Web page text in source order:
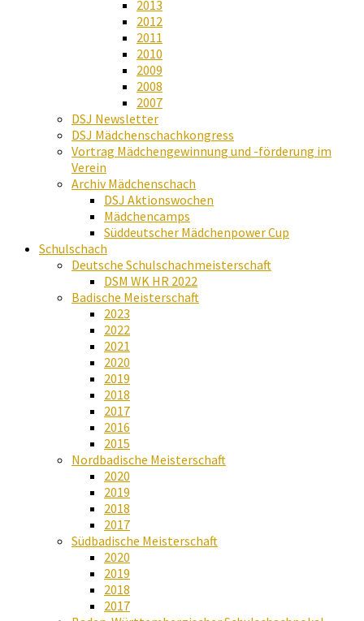
2013
2012
2011
2010
2009
2008
2007
DSJ Newsletter
DSJ Mädchenschachkongress
Vortrag Mädchengewinnung und -förderung im
Verein
Archiv Mädchenschach
DSJ Aktionswochen
Mädchencamps
Süddeutscher Mädchenpower Cup
Schulschach
Deutsche Schulschachmeisterschaft
DSM WK HR 2022
Badische Meisterschaft
2023
2022
2021
2020
2019
2018
2017
2016
2015
Nordbadische Meisterschaft
2020
2019
2018
2017
Südbadische Meisterschaft
2020
2019
2018
2017